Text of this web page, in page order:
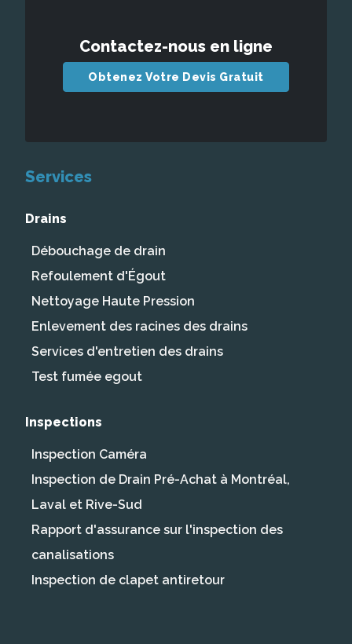
Contactez-nous en ligne
Obtenez Votre Devis Gratuit
Services
Drains
Débouchage de drain
Refoulement d'Égout
Nettoyage Haute Pression
Enlevement des racines des drains
Services d'entretien des drains
Test fumée egout
Inspections
Inspection Caméra
Inspection de Drain Pré-Achat à Montréal,
Laval et Rive-Sud
Rapport d'assurance sur l'inspection des
canalisations
Inspection de clapet antiretour